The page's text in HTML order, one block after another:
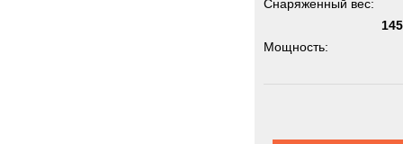
Снаряженный вес:
Мощность: